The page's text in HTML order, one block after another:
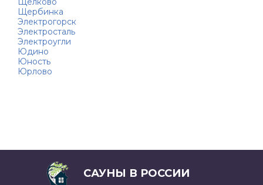
Щербинка
Электрогорск
Электросталь
Электроугли
Юдино
Юность
Юрлово
САУНЫ В РОССИИ